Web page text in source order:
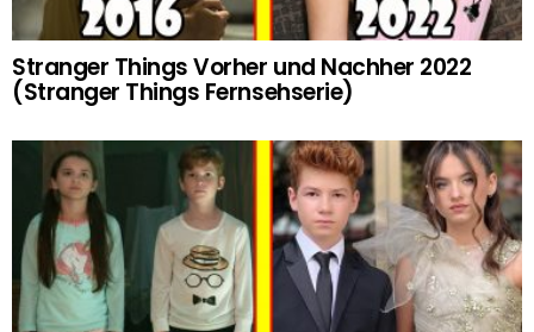
Stranger Things Vorher und Nachher 2022
(Stranger Things Fernsehserie)